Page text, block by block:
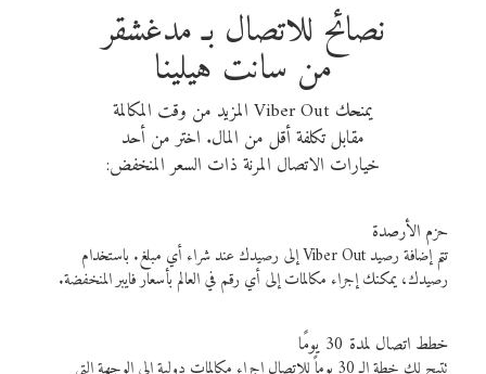
نصائح للاتصال بـ مدغشقر
من سانت هيلينا
يمنحك Viber Out المزيد من وقت المكالمة
مقابل تكلفة أقل من المال. اختر من أحد
خيارات الاتصال المرنة ذات السعر المنخفض:
حزم الأرصدة
تتم إضافة رصيد Viber Out إلى رصيدك عند شراء أي مبلغ. باستخدام
رصيدك، يمكنك إجراء مكالمات إلى أي رقم في العالم بأسعار فايبر المنخفضة.
خطط اتصال لمدة 30 يومًا